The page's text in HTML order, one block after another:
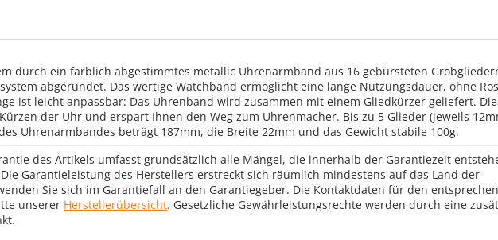
durch ein farblich abgestimmtes metallic Uhrenarmband aus 16 gebürsteten
abgerundet. Das wertige Watchband ermöglicht eine lange Nutzungsdauer, ohne
ist leicht anpassbar: Das Uhrenband wird zusammen mit einem Gliedkürzer geliefert.
der Uhr und erspart Ihnen den Weg zum Uhrenmacher. Bis zu 5 Glieder (jeweils
Uhrenarmbandes beträgt 187mm, die Breite 22mm und das Gewicht stabile 100g.
des Artikels umfasst grundsätzlich alle Mängel, die innerhalb der Garantiezeit
Garantieleistung des Herstellers erstreckt sich räumlich mindestens auf das Land der
Sie sich im Garantiefall an den Garantiegeber. Die Kontaktdaten für den
unserer Herstellerübersicht. Gesetzliche Gewährleistungsrechte werden durch eine